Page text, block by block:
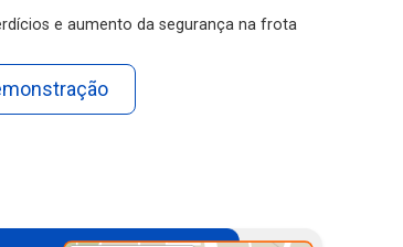
e aumento da segurança na frota